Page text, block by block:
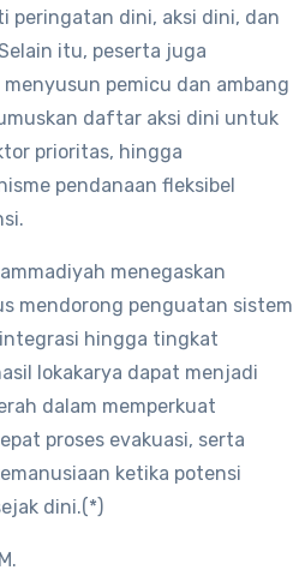
peringatan dini, aksi dini, dan
itu, peserta juga
pemicu dan ambang
daftar aksi dini untuk
prioritas, hingga
pendanaan fleksibel
menegaskan
mendorong penguatan sistem
hingga tingkat
lokakarya dapat menjadi
dalam memperkuat
proses evakuasi, serta
ketika potensi
dini.(*)